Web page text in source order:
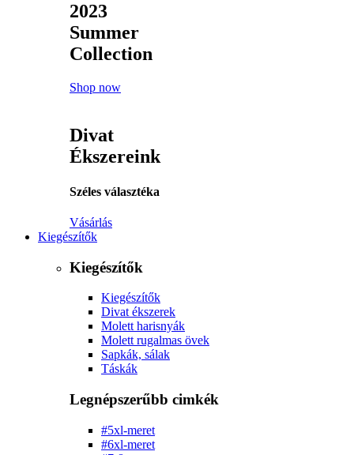
2023
Summer
Collection
Shop now
Divat
Ékszereink
Széles választéka
Vásárlás
Kiegészítők
Kiegészítők
Kiegészítők
Divat ékszerek
Molett harisnyák
Molett rugalmas övek
Sapkák, sálak
Táskák
Legnépszerűbb cimkék
#5xl-meret
#6xl-meret